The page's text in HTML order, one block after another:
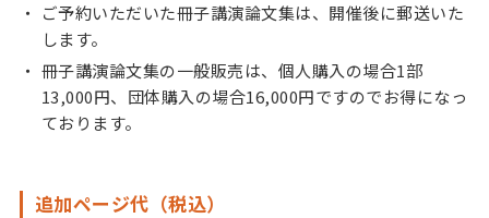
ご予約いただいた冊子講演論文集は、開催後に郵送いた
します。
冊子講演論文集の一般販売は、個人購入の場合1部
13,000円、団体購入の場合16,000円ですのでお得になっ
ております。
追加ページ代（税込）